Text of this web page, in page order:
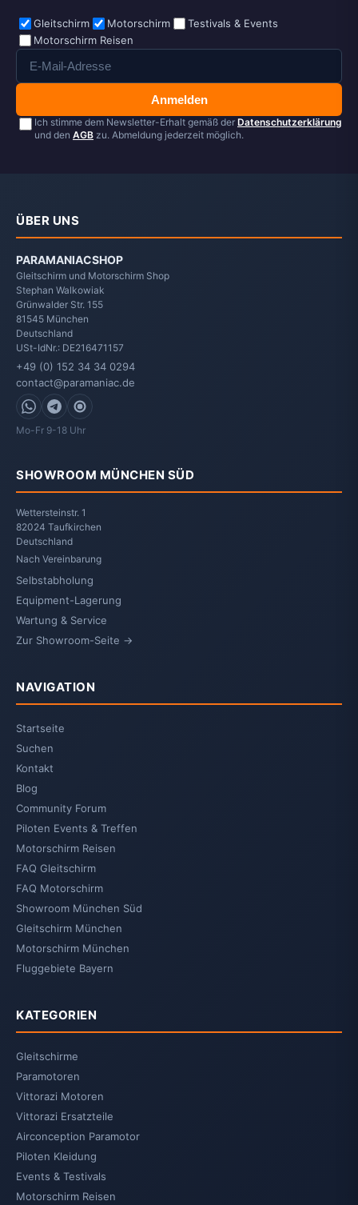
Gleitschirm Motorschirm
Testivals & Events
Motorschirm Reisen
Anmelden
Ich stimme dem Newsletter-Erhalt gemäß der Datenschutzerklärung
und den AGB zu. Abmeldung jederzeit möglich.
ÜBER UNS
PARAMANIACSHOP
Gleitschirm und Motorschirm Shop
Stephan Walkowiak
Grünwalder Str. 155
81545 München
Deutschland
USt-IdNr.: DE216471157
+49 (0) 152 34 34 0294
contact@paramaniac.de
WhatsApp
Telegram
Signal
Mo-Fr 9-18 Uhr
SHOWROOM MÜNCHEN SÜD
Wettersteinstr. 1
82024 Taufkirchen
Deutschland
Nach Vereinbarung
Selbstabholung
Equipment-Lagerung
Wartung & Service
Zur Showroom-Seite →
NAVIGATION
Startseite
Suchen
Kontakt
Blog
Community Forum
Piloten Events & Treffen
Motorschirm Reisen
FAQ Gleitschirm
FAQ Motorschirm
Showroom München Süd
Gleitschirm München
Motorschirm München
Fluggebiete Bayern
KATEGORIEN
Gleitschirme
Paramotoren
Vittorazi Motoren
Vittorazi Ersatzteile
Airconception Paramotor
Piloten Kleidung
Events & Testivals
Motorschirm Reisen